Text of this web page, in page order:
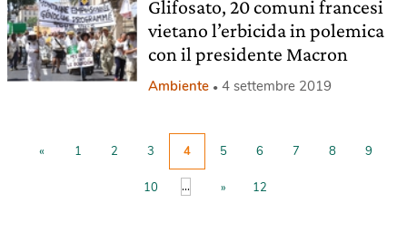
Glifosato, 20 comuni francesi
vietano l’erbicida in polemica
con il presidente Macron
Ambiente 4 settembre 2019
« 1 2 3 4 5 6 7 8 9
10 ... » 12